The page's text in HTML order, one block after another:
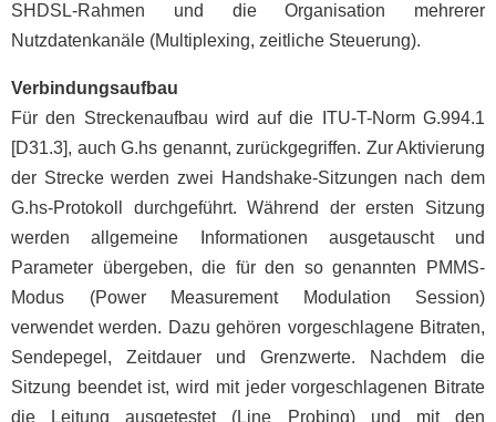
SHDSL-Rahmen und die Organisation mehrerer
Nutzdatenkanäle (Multiplexing, zeitliche Steuerung).
Verbindungsaufbau
Für den Streckenaufbau wird auf die ITU-T-Norm G.994.1
[D31.3], auch G.hs genannt, zurückgegriffen. Zur Aktivierung
der Strecke werden zwei Handshake-Sitzungen nach dem
G.hs-Protokoll durchgeführt. Während der ersten Sitzung
werden allgemeine Informationen ausgetauscht und
Parameter übergeben, die für den so genannten PMMS-
Modus (Power Measurement Modulation Session)
verwendet werden. Dazu gehören vorgeschlagene Bitraten,
Sendepegel, Zeitdauer und Grenzwerte. Nachdem die
Sitzung beendet ist, wird mit jeder vorgeschlagenen Bitrate
die Leitung ausgetestet (Line Probing) und mit den